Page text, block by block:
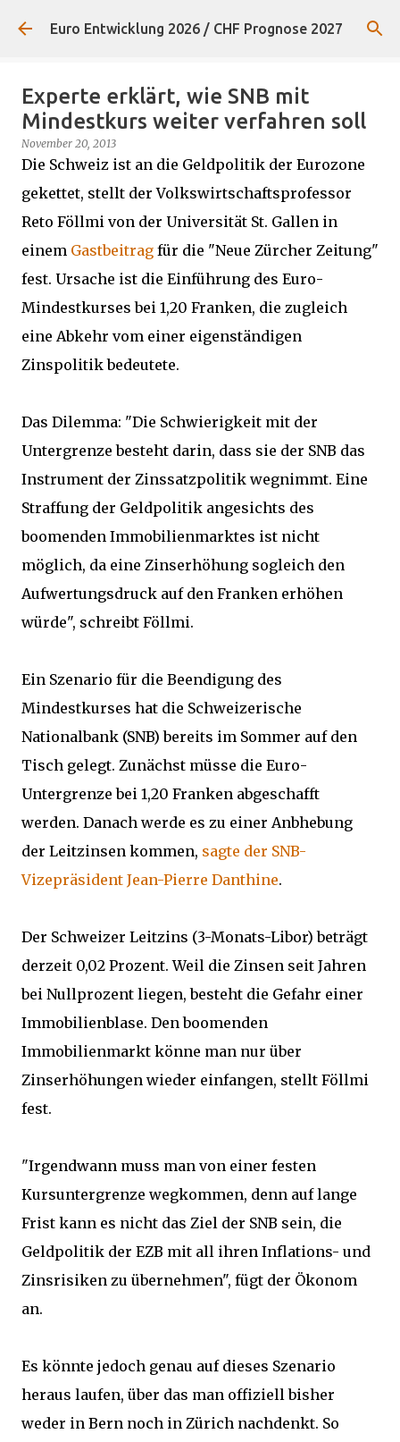
Direkt zum Hauptbereich
Euro Entwicklung 2026 / CHF Prognose 2027
Experte erklärt, wie SNB mit
Mindestkurs weiter verfahren soll
November 20, 2013
Die Schweiz ist an die Geldpolitik der Eurozone
gekettet, stellt der Volkswirtschaftsprofessor
Reto Föllmi von der Universität St. Gallen in
einem Gastbeitrag für die "Neue Zürcher Zeitung"
fest. Ursache ist die Einführung des Euro-
Mindestkurses bei 1,20 Franken, die zugleich
eine Abkehr vom einer eigenständigen
Zinspolitik bedeutete.
Das Dilemma: "Die Schwierigkeit mit der
Untergrenze besteht darin, dass sie der SNB das
Instrument der Zinssatzpolitik wegnimmt. Eine
Straffung der Geldpolitik angesichts des
boomenden Immobilienmarktes ist nicht
möglich, da eine Zinserhöhung sogleich den
Aufwertungsdruck auf den Franken erhöhen
würde", schreibt Föllmi.
Ein Szenario für die Beendigung des
Mindestkurses hat die Schweizerische
Nationalbank (SNB) bereits im Sommer auf den
Tisch gelegt. Zunächst müsse die Euro-
Untergrenze bei 1,20 Franken abgeschafft
werden. Danach werde es zu einer Anbhebung
der Leitzinsen kommen, sagte der SNB-
Vizepräsident Jean-Pierre Danthine.
Der Schweizer Leitzins (3-Monats-Libor) beträgt
derzeit 0,02 Prozent. Weil die Zinsen seit Jahren
bei Nullprozent liegen, besteht die Gefahr einer
Immobilienblase. Den boomenden
Immobilienmarkt könne man nur über
Zinserhöhungen wieder einfangen, stellt Föllmi
fest.
"Irgendwann muss man von einer festen
Kursuntergrenze wegkommen, denn auf lange
Frist kann es nicht das Ziel der SNB sein, die
Geldpolitik der EZB mit all ihren Inflations- und
Zinsrisiken zu übernehmen", fügt der Ökonom
an.
Es könnte jedoch genau auf dieses Szenario
heraus laufen, über das man offiziell bisher
weder in Bern noch in Zürich nachdenkt. So